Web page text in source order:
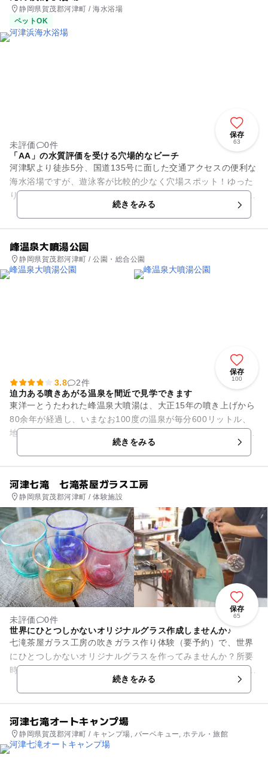
静岡県賀茂郡河津町 / 海水浴場
ペットOK
保存
63
未評価
0件
「AA」の水質評価を受ける穴場的なビーチ
河津駅より徒歩5分、国道135号に面した交通アクセスの便利な
海水浴場ですが、遊泳客が比較的少なく穴場スポット！ゆった
り楽しめます。 幅10メートルの砂浜が500メートルにわたって
続きをみる
峰温泉大噴湯公園
静岡県賀茂郡河津町 / 公園・総合公園
保存
100
3.8
2件
迫力ある噴きあがる温泉を間近で見学できます
東洋一とうたわれた峰温泉大噴湯は、大正15年の噴き上げから
80余年が経過し、いまなお100度の温泉が毎分600リットル、
地上約30mまで噴き上げます。平成21年にオープンした「峰温
続きをみる
河津七滝 七滝茶屋ガラス工房
静岡県賀茂郡河津町 / 体験施設
保存
65
未評価
0件
世界にひとつしかないオリジナルグラス作成しませんか♪
七滝茶屋ガラス工房の吹きガラス作り体験（要予約）で、世界
にひとつしかないオリジナルグラスを作ってみませんか？所要
時間およそ15分～20分でコップや一輪差しなどを製作できま
す。初めての方でもスタッ...続きをみる
河津七滝オートキャンプ場
静岡県賀茂郡河津町 / キャンプ場, バーベキュー, ホテル・旅館